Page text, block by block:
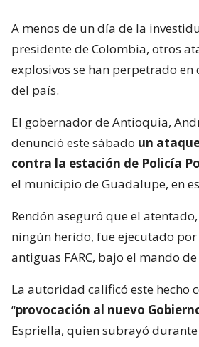
A menos de un día de la
presidente de Colombia, otros
explosivos se han perpetrado en
del país.
El gobernador de Antioquia,
denunció este sábado un
contra la estación de Policía
el municipio de Guadalupe, en
Rendón aseguró que el
ningún herido, fue ejecutado por
antiguas FARC, bajo el mando
La autoridad calificó este hecho
“provocación al nuevo
Espriella, quien subrayó